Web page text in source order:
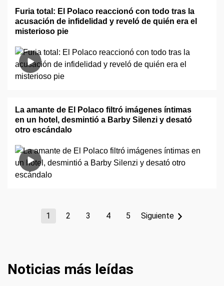
Furia total: El Polaco reaccionó con todo tras la
acusación de infidelidad y reveló de quién era el
misterioso pie
La amante de El Polaco filtró imágenes íntimas
en un hotel, desmintió a Barby Silenzi y desató
otro escándalo
1 2 3 4 5 Siguiente
Noticias más leídas